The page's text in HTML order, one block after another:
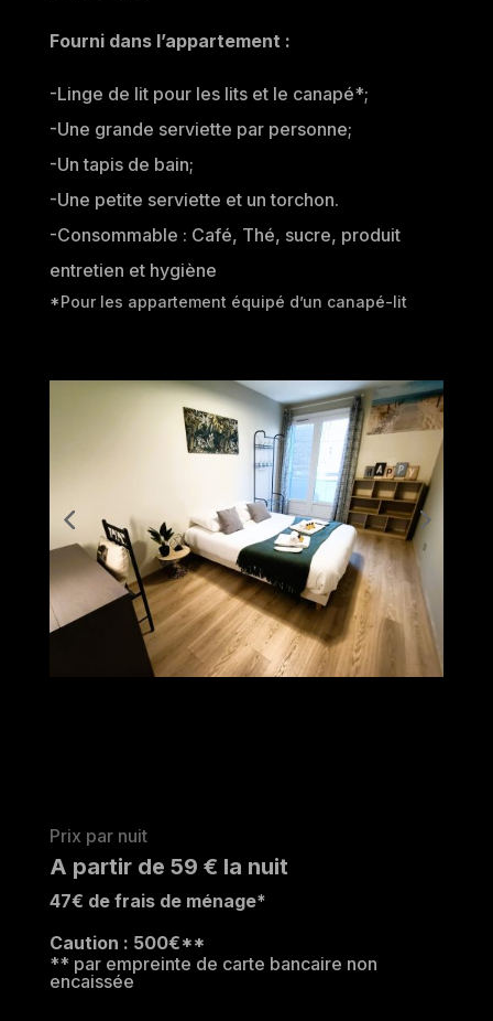
Fourni dans l’appartement :
-Linge de lit pour les lits et le canapé*;
-Une grande serviette par personne;
-Un tapis de bain;
-Une petite serviette et un torchon.
-Consommable : Café, Thé, sucre, produit
entretien et hygiène
*Pour les appartement équipé d’un canapé-lit
Prix par nuit
A partir de 59 € la nuit
47€ de frais de ménage*
Caution : 500€**
** par empreinte de carte bancaire non
encaissée